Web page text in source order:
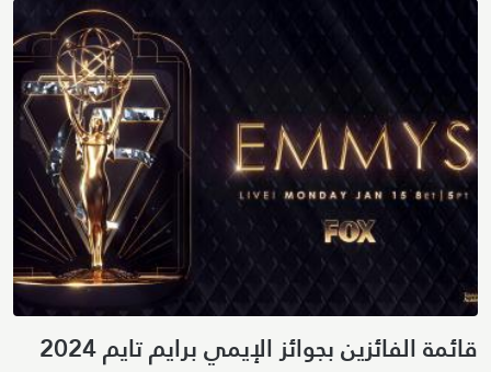
قائمة الفائزين بجوائز الإيمي برايم تايم 2024